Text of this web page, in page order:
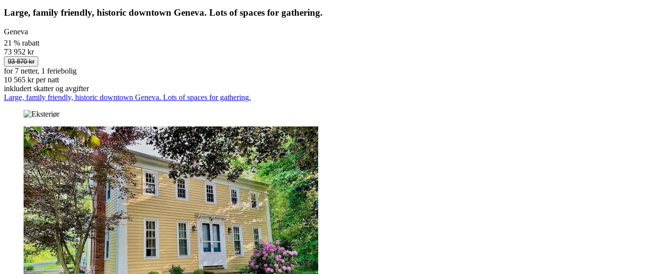
Large, family friendly, historic downtown Geneva. Lots of spaces for gathering.
Geneva
21 % rabatt
73 952 kr
93 870 kr
for 7 netter, 1 feriebolig
10 565 kr per natt
inkludert skatter og avgifter
Large, family friendly, historic downtown Geneva. Lots of spaces for gathering.